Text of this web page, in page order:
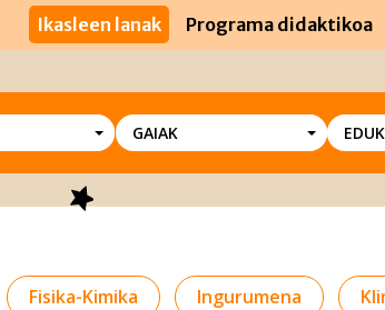
Ikasleen lanak Programa didaktikoa
GAIAK
Fisika-Kimika Ingurumena